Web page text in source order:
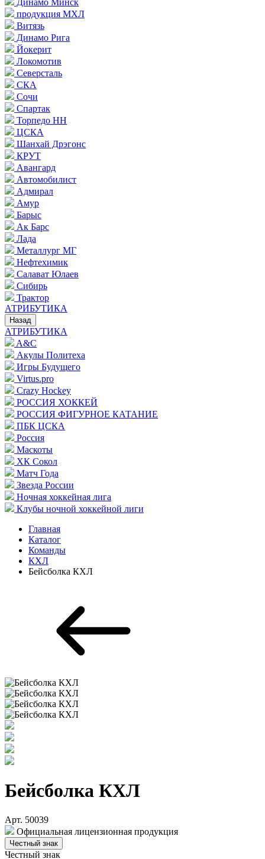
Динамо Минск
продукция МХЛ
Витязь
Динамо Рига
Йокерит
Локомотив
Северсталь
СКА
Сочи
Спартак
Торпедо НН
ЦСКА
Шанхай Дрэгонс
КРУТ
Авангард
Автомобилист
Адмирал
Амур
Барыс
Ак Барс
Лада
Металлург МГ
Нефтехимик
Салават Юлаев
Сибирь
Трактор
АТРИБУТИКА
Назад
АТРИБУТИКА
A&C
Акулы Политеха
Игры Будущего
Virtus.pro
Crazy Hockey
РОССИЯ ХОККЕЙ
РОССИЯ ФИГУРНОЕ КАТАНИЕ
ПБК ЦСКА
Россия
Маскоты
ХК Сокол
Матч Года
Звезда России
Ночная хоккейная лига
Клубы ночной хоккейной лиги
Главная
Каталог
Команды
КХЛ
Бейсболка КХЛ
Бейсболка КХЛ
Арт. 50039
Официальная лицензионная продукция
Честный знак
Честный знак